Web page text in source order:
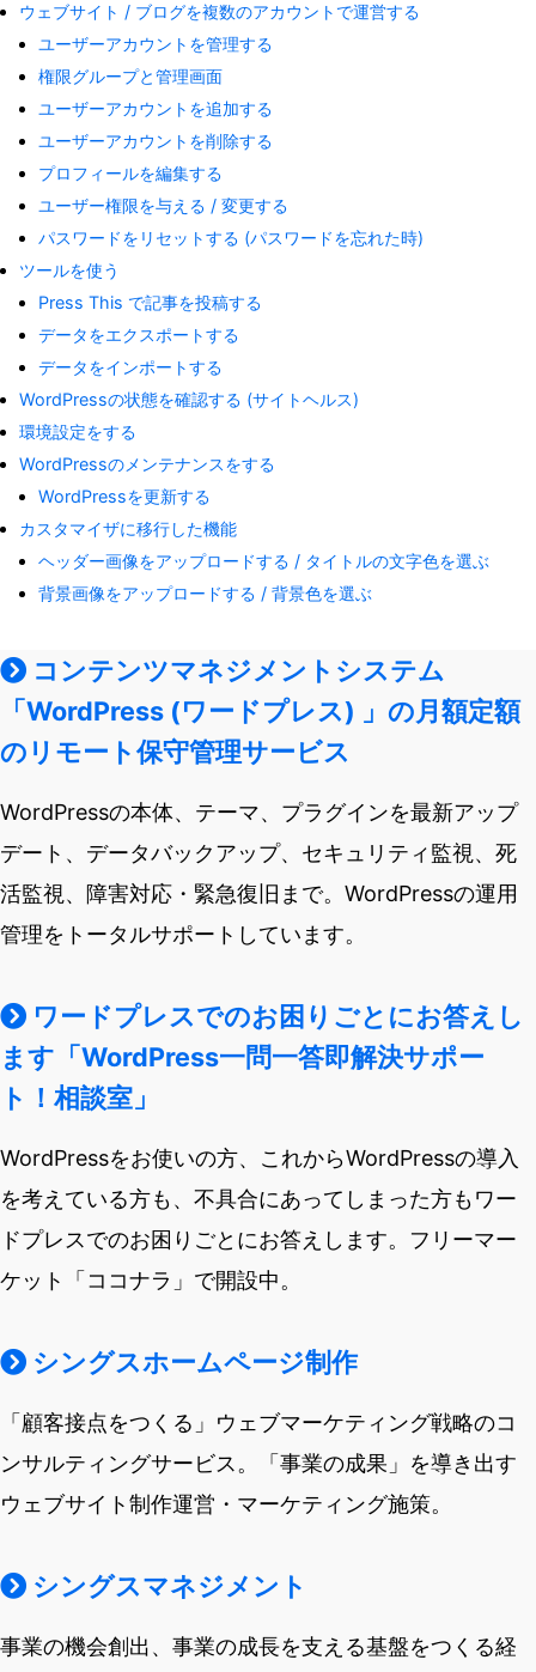
ウェブサイト / ブログを複数のアカウントで運営する
ユーザーアカウントを管理する
権限グループと管理画面
ユーザーアカウントを追加する
ユーザーアカウントを削除する
プロフィールを編集する
ユーザー権限を与える / 変更する
パスワードをリセットする (パスワードを忘れた時)
ツールを使う
Press This で記事を投稿する
データをエクスポートする
データをインポートする
WordPressの状態を確認する (サイトヘルス)
環境設定をする
WordPressのメンテナンスをする
WordPressを更新する
カスタマイザに移行した機能
ヘッダー画像をアップロードする / タイトルの文字色を選ぶ
背景画像をアップロードする / 背景色を選ぶ
コンテンツマネジメントシステム
「WordPress (ワードプレス) 」の月額定額
のリモート保守管理サービス
WordPressの本体、テーマ、プラグインを最新アップ
デート、データバックアップ、セキュリティ監視、死
活監視、障害対応・緊急復旧まで。WordPressの運用
管理をトータルサポートしています。
ワードプレスでのお困りごとにお答えし
ます「WordPress一問一答即解決サポー
ト！相談室」
WordPressをお使いの方、これからWordPressの導入
を考えている方も、不具合にあってしまった方もワー
ドプレスでのお困りごとにお答えします。フリーマー
ケット「ココナラ」で開設中。
シングスホームページ制作
「顧客接点をつくる」ウェブマーケティング戦略のコ
ンサルティングサービス。「事業の成果」を導き出す
ウェブサイト制作運営・マーケティング施策。
シングスマネジメント
事業の機会創出、事業の成長を支える基盤をつくる経